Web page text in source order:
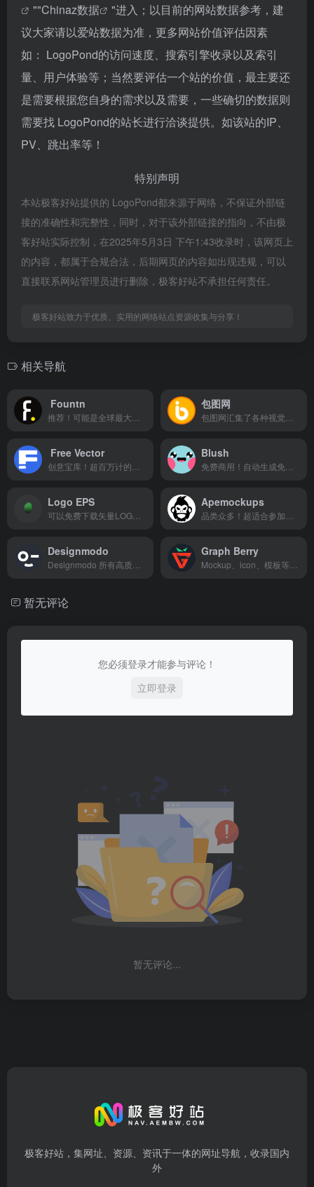
""Chinaz数据
"进入；以目前的网站数据参考，建
议大家请以爱站数据为准，更多网站价值评估因素
如： LogoPond的访问速度、搜索引擎收录以及索引
量、用户体验等；当然要评估一个站的价值，最主要还
是需要根据您自身的需求以及需要，一些确切的数据则
需要找 LogoPond的站长进行洽谈提供。如该站的IP、
PV、跳出率等！
特别声明
本站极客好站提供的 LogoPond都来源于网络，不保证外部链
接的准确性和完整性，同时，对于该外部链接的指向，不由极
客好站实际控制，在2025年5月3日 下午1:43收录时，该网页上
的内容，都属于合规合法，后期网页的内容如出现违规，可以
直接联系网站管理员进行删除，极客好站不承担任何责任。
极客好站致力于优质、实用的网络站点资源收集与分享！
相关导航
Fountn 包图网
Free Vector Blush
Logo EPS Apemockups
Designmodo Graph Berry
暂无评论
您必须登录才能参与评论！
立即登录
暂无评论...
极客好站，集网址、资源、资讯于一体的网址导航，收录国内
外